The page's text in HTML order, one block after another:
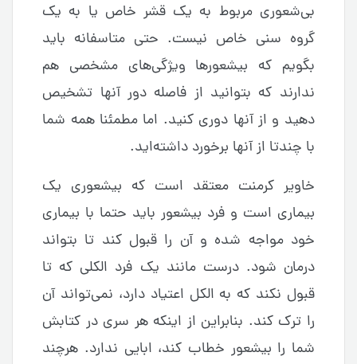
بی‌شعوری مربوط به یک قشر خاص یا به یک
گروه سنی خاص نیست. حتی متاسفانه باید
بگویم که بیشعورها ویژگی‌های مشخصی هم
ندارند که بتوانید از فاصله دور آنها تشخیص
دهید و از آنها دوری کنید. اما مطمئنا همه شما
با چندتا از آنها برخورد داشته‌اید.
خاویر کرمنت معتقد است که بیشعوری یک
بیماری است و فرد بیشعور باید حتما با بیماری
خود مواجه شده و آن را قبول کند تا بتواند
درمان شود. درست مانند یک فرد الکلی که تا
قبول نکند که به الکل اعتیاد دارد، نمی‌تواند آن
را ترک کند. بنابراین از اینکه هر سری در کتابش
شما را بیشعور خطاب کند، ابایی ندارد. هرچند